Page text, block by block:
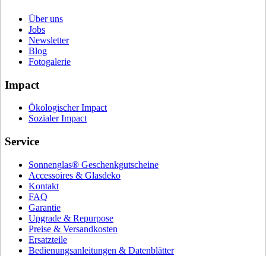
Über uns
Jobs
Newsletter
Blog
Fotogalerie
Impact
Ökologischer Impact
Sozialer Impact
Service
Sonnenglas® Geschenkgutscheine
Accessoires & Glasdeko
Kontakt
FAQ
Garantie
Upgrade & Repurpose
Preise & Versandkosten
Ersatzteile
Bedienungsanleitungen & Datenblätter